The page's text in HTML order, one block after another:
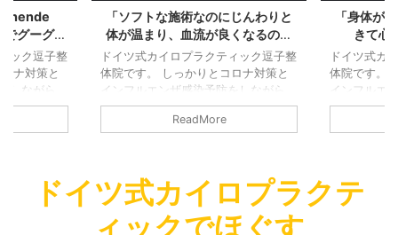
グーグル
ました！
ック逗子整
ナ対策と
しながら、
お店です
がけており
も時間の
「ソフトな施術なのにじんわりと
体が温まり、血流が良くなるのを
実感」とGOOGLEで施術の感想を
いただきました、ありがとうござ
いました！
ドイツ式カイロプラクティック逗子整
体院です。 しっかりとコロナ対策と
インフルエンザ感染予防をしながら、
営業しております。 小さなお店です
ので、継続的に換気をしています。
かりクーラーを利用して換気しつつも
適温を提供できるように心がけており
ます。 施術を受ける方の間も時間の
間隔を十分あけております。 消毒を
ReadMore
「身体が
きて心
GOOGLE
ました！
ドイツ式カ
体院です。
インフルエ
営業してお
適温を提供
ます。 施
ドイツ式カイロプラクテ
ィックでほぐす